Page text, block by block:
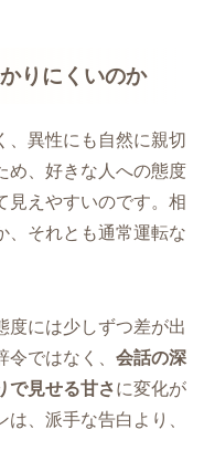
りにくいのか
、異性にも自然に親切
め、好きな人への態度
見えやすいのです。相
、それとも通常運転な
度には少しずつ差が出
ではなく、 会話の深
で見せる甘さに変化が
、派手な告白より、